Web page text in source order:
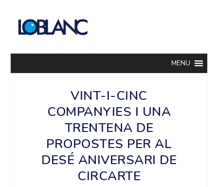
MENU
VINT-I-CINC
COMPANYIES I UNA
TRENTENA DE
PROPOSTES PER AL
DESÉ ANIVERSARI DE
CIRCARTE